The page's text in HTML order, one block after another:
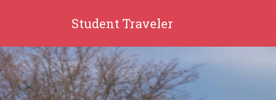
Student Traveler